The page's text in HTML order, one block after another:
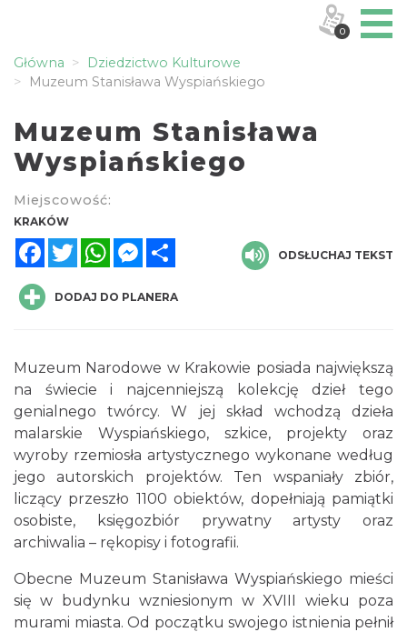
Główna
Dziedzictwo Kulturowe
Muzeum Stanisława Wyspiańskiego
Muzeum Stanisława
Wyspiańskiego
Miejscowość:
KRAKÓW
FacebookTwitterWhatsAppMessenger
ODSŁUCHAJ TEKST
DODAJ DO PLANERA
Muzeum Narodowe w Krakowie posiada największą
na świecie i najcenniejszą kolekcję dzieł tego
genialnego twórcy. W jej skład wchodzą dzieła
malarskie Wyspiańskiego, szkice, projekty oraz
wyroby rzemiosła artystycznego wykonane według
jego autorskich projektów. Ten wspaniały zbiór,
liczący przeszło 1100 obiektów, dopełniają pamiątki
osobiste, księgozbiór prywatny artysty oraz
archiwalia – rękopisy i fotografii.
Obecne Muzeum Stanisława Wyspiańskiego mieści
się w budynku wzniesionym w XVIII wieku poza
murami miasta. Od początku swojego istnienia pełnił
0